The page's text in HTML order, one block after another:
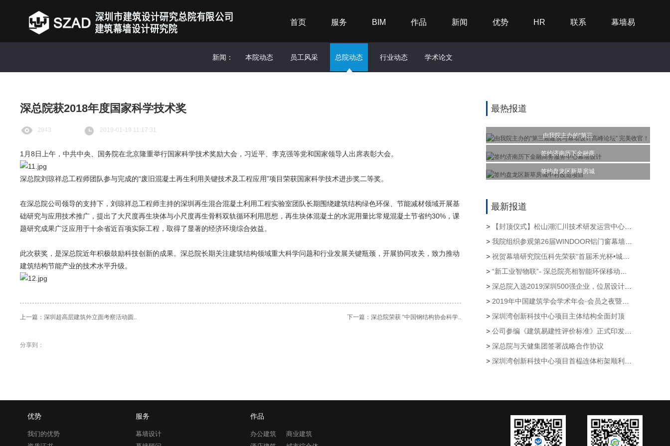
首页 服务 BIM 作品 新闻 优势 HR 联系 幕墙易
新闻： 本院动态 员工风采 总院动态 行业动态 学术论文
深总院获2018年度国家科学技术奖
2943 2019-01-19 11:17:31
1月8日上午，中共中央、国务院在北京隆重举行国家科学技术奖励大会，习近平、李克强等党和国家领导人出席表彰大会。
深总院刘琼祥总工程师团队参与完成的“废旧混凝土再生利用关键技术及工程应用”项目荣获国家科学技术进步奖二等奖。
在深总院公司领导的支持下，刘琼祥总工程师主持的深圳再生混合混凝土利用工程实验室团队长期围绕建筑结构绿色环保、节能减材领域开展基
础研究与应用技术推广，提出了大尺度再生块体与小尺度再生骨料双轨循环利用思想，再生块体混凝土的水泥用量比常规混凝土节省约30%，课
题研究成果广泛应用于十余省近百项实际工程，取得了显著的经济环境综合效益。
此次获奖，是深总院近年积极鼓励科技创新的成果。深总院长期关注建筑结构领域重大科学问题和行业发展关键瓶颈，开展协同攻关，致力推动
建筑结构节能产业的技术水平升级。
上一篇：深圳超高层建筑外立面考察活动圆.. 下一篇： 深总院荣获 “中国钢结构协会科学..
分享到：
最热报道
由我院主办的“第三
签约济南历下金融商
签约盘龙区新草房城
最新报道
>
【封顶仪式】松山湖汇川技术研发运营中心项目主体结构封顶仪式隆重举行
>我院组织参观第26届WINDOOR铝门窗幕墙新产品博览会
>祝贺幕墙研究院伍科先荣获“首届禾光杯•城市光环境规划设计大赛”创意奖
>“新工业智物联”- 深总院亮相智能环保移动公厕第21届高交会
>深总院入选2019深圳500强企业，位居设计企业第一
>2019年中国建筑学会学术年会·会员之夜暨颁奖典礼 公司荣获多个奖项
>深圳湾创新科技中心项目主体结构全面封顶
>公司参编《建筑易建性评价标准》正式印发实施
>深总院与天健集团签署战略合作协议
>深圳湾创新科技中心项目首榀连体桁架顺利提升
优势
我们的优势
服务
幕墙设计
作品
办公建筑
商业建筑